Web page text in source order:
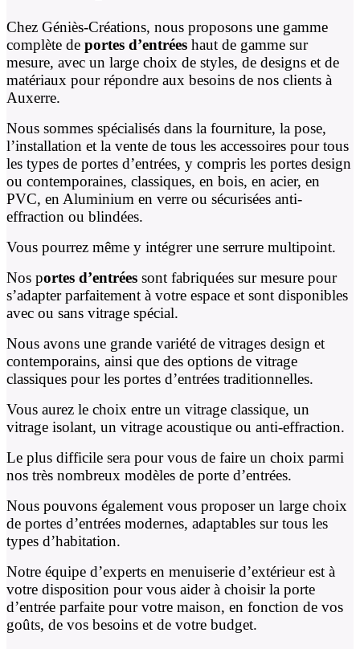
Chez Géniès-Créations, nous proposons une gamme
complète de portes d’entrées haut de gamme sur
mesure, avec un large choix de styles, de designs et de
matériaux pour répondre aux besoins de nos clients à
Auxerre.
Nous sommes spécialisés dans la fourniture, la pose,
l’installation et la vente de tous les accessoires pour tous
les types de portes d’entrées, y compris les portes design
ou contemporaines, classiques, en bois, en acier, en
PVC, en Aluminium en verre ou sécurisées anti-
effraction ou blindées.
Vous pourrez même y intégrer une serrure multipoint.
Nos portes d’entrées sont fabriquées sur mesure pour
s’adapter parfaitement à votre espace et sont disponibles
avec ou sans vitrage spécial.
Nous avons une grande variété de vitrages design et
contemporains, ainsi que des options de vitrage
classiques pour les portes d’entrées traditionnelles.
Vous aurez le choix entre un vitrage classique, un
vitrage isolant, un vitrage acoustique ou anti-effraction.
Le plus difficile sera pour vous de faire un choix parmi
nos très nombreux modèles de porte d’entrées.
Nous pouvons également vous proposer un large choix
de portes d’entrées modernes, adaptables sur tous les
types d’habitation.
Notre équipe d’experts en menuiserie d’extérieur est à
votre disposition pour vous aider à choisir la porte
d’entrée parfaite pour votre maison, en fonction de vos
goûts, de vos besoins et de votre budget.